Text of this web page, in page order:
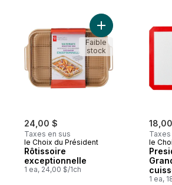
24,00 $
Taxes en sus
le Choix du Président
Rôtissoire
exceptionnelle
1 ea, 24,00 $/1ch
Ajouter
Faible
stock
le
1 ea,